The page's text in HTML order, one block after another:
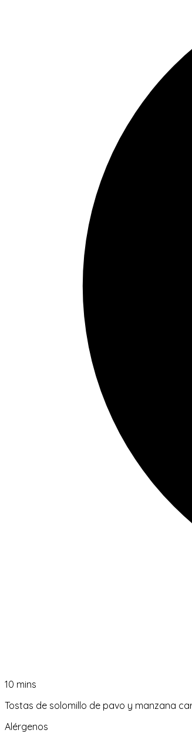
10 mins
Tostas de solomillo de pavo y manzana
Alérgenos